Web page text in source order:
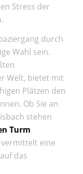
Stress der
durch
Wahl sein.
Welt, bietet mit
Plätzen den
Ob Sie an
stehen
Turm
vermittelt eine
das